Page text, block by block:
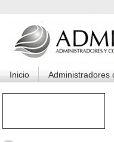
Inicio Administradores